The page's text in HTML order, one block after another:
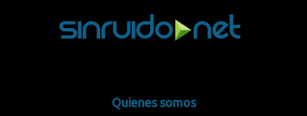
Quienes somos